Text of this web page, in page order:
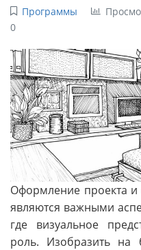
Программы
0
Оформление проекта и
являются важными
где визуальное
роль. Изобразить на